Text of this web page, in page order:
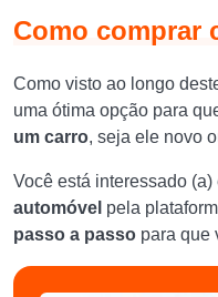
Como comprar
Como visto ao longo
uma ótima opção para
um carro, seja ele novo
Você está interessado (a)
automóvel pela
passo a passo para que